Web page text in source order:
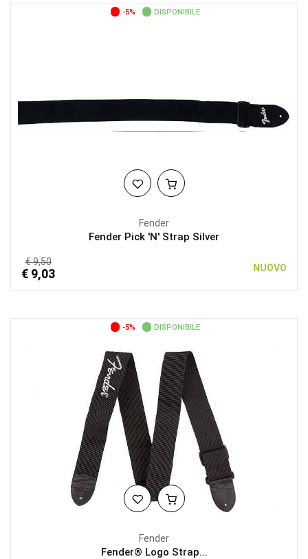
-5% DISPONIBILE
Fender
Fender Pick 'N' Strap Silver
€ 9,50
€ 9,03 NUOVO
-5% DISPONIBILE
Fender
Fender® Logo Strap...